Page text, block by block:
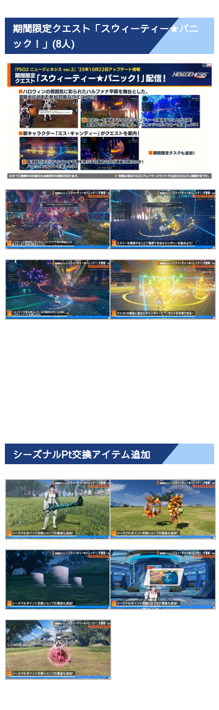
期間限定クエスト「スウィーティー★パニ
ック！」(8人)
シーズナルPt交換アイテム追加